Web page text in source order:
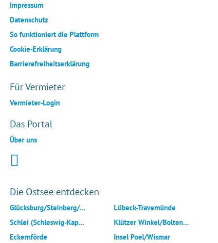
Impressum
Datenschutz
So funktioniert die Plattform
Cookie-Erklärung
Barrierefreiheitserklärung
Für Vermieter
Vermieter-Login
Das Portal
Über uns
Die Ostsee entdecken
Glücksburg/Steinberg/...
Schlei (Schleswig-Kap...
Eckernförde
Lübeck-Travemünde
Klützer Winkel/Bolten...
Insel Poel/Wismar